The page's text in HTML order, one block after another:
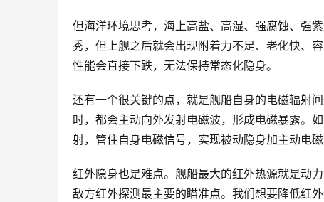
但海洋环境思考，海上高盐、高湿、强腐蚀、强
秀，但上舰之后就会出现附着力不足、老化快、
性能会直接下跌，无法保持常态化隐身。
还有一个很关键的点，就是舰船自身的电磁辐射
时，都会主动向外发射电磁波，形成电磁暴露。
射，管住自身电磁信号，实现被动隐身加主动电
红外隐身也是难点。舰船最大的红外热源就是动
敌方红外探测最主要的瞄准点。我们想要降低红